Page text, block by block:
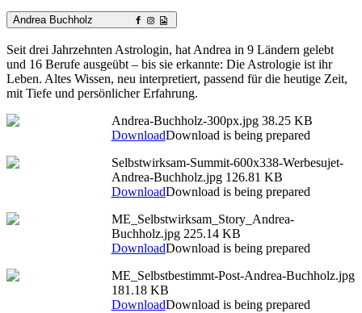
Andrea Buchholz
Seit drei Jahrzehnten Astrologin, hat Andrea in 9 Ländern gelebt
und 16 Berufe ausgeübt – bis sie erkannte: Die Astrologie ist ihr
Leben. Altes Wissen, neu interpretiert, passend für die heutige Zeit,
mit Tiefe und persönlicher Erfahrung.
Andrea-Buchholz-300px.jpg 38.25 KB
DownloadDownload is being prepared
Selbstwirksam-Summit-600x338-Werbesujet-
Andrea-Buchholz.jpg 126.81 KB
DownloadDownload is being prepared
ME_Selbstwirksam_Story_Andrea-
Buchholz.jpg 225.14 KB
DownloadDownload is being prepared
ME_Selbstbestimmt-Post-Andrea-Buchholz.jpg
181.18 KB
DownloadDownload is being prepared